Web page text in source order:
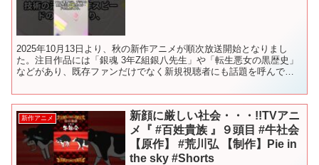
2025年10月13日より、秋の新作アニメが順次放送開始となりまし
た。注目作品には「銀魂 3年Z組銀八先生」や「転生悪女の黒歴史」
などがあり、既存ファンだけでなく新規視聴者にも話題を呼んでい
新作アニメ
新顔に厳しい社会・・・!!TVアニ
メ『 #百姓貴族 』９頭目 #牛社会
【原作】 #荒川弘 【制作】Pie in
the sky #Shorts